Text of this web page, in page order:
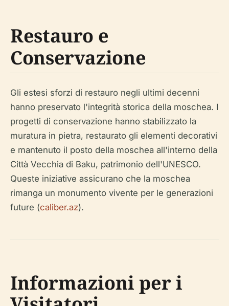
Restauro e
Conservazione
Gli estesi sforzi di restauro negli ultimi decenni
hanno preservato l'integrità storica della moschea. I
progetti di conservazione hanno stabilizzato la
muratura in pietra, restaurato gli elementi decorativi
e mantenuto il posto della moschea all'interno della
Città Vecchia di Baku, patrimonio dell'UNESCO.
Queste iniziative assicurano che la moschea
rimanga un monumento vivente per le generazioni
future (caliber.az).
Informazioni per i